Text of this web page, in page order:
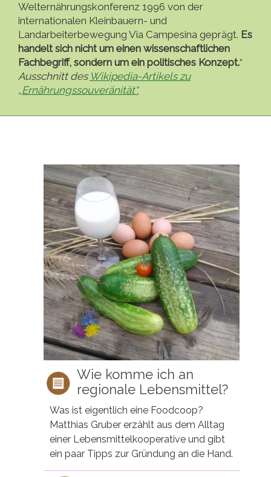
Welternährungskonferenz 1996 von der
internationalen Kleinbauern- und
Landarbeiterbewegung Via Campesina geprägt. Es
handelt sich nicht um einen wissenschaftlichen
Fachbegriff, sondern um ein politisches Konzept.“
Ausschnitt des Wikipedia-Artikels zu
„Ernährungssouveränität“.
Wie komme ich an
regionale Lebensmittel?
Was ist eigentlich eine Foodcoop?
Matthias Gruber erzählt aus dem Alltag
einer Lebensmittelkooperative und gibt
ein paar Tipps zur Gründung an die Hand.